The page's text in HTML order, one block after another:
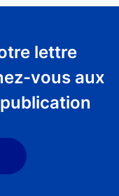
lettre
vous aux